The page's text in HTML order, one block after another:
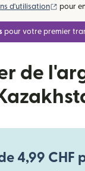
d'utilisation
pour
pour votre premier
de
4,99 CHF